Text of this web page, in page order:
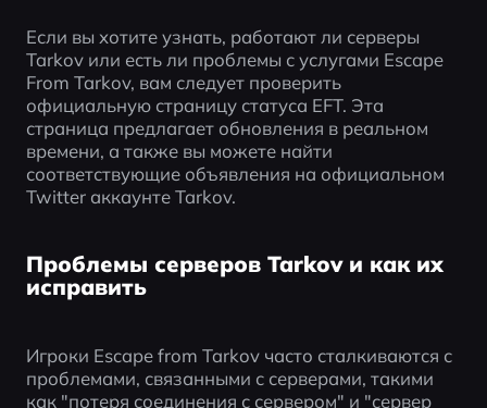
Если вы хотите узнать, работают ли серверы
Tarkov или есть ли проблемы с услугами Escape
From Tarkov, вам следует проверить
официальную страницу статуса EFT. Эта
страница предлагает обновления в реальном
времени, а также вы можете найти
соответствующие объявления на официальном
Twitter аккаунте Tarkov.
Проблемы серверов Tarkov и как их
исправить
Игроки Escape from Tarkov часто сталкиваются с
проблемами, связанными с серверами, такими
как "потеря соединения с сервером" и "сервер